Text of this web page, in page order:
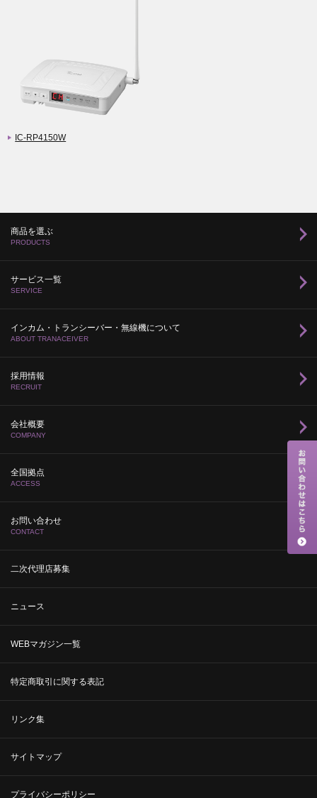
IC-RP4150W
商品を選ぶ
PRODUCTS
サービス一覧
SERVICE
インカム・トランシーバー・無線機について
ABOUT TRANACEIVER
採用情報
RECRUIT
会社概要
COMPANY
全国拠点
ACCESS
お問い合わせ
CONTACT
二次代理店募集
ニュース
WEBマガジン一覧
特定商取引に関する表記
リンク集
サイトマップ
プライバシーポリシー